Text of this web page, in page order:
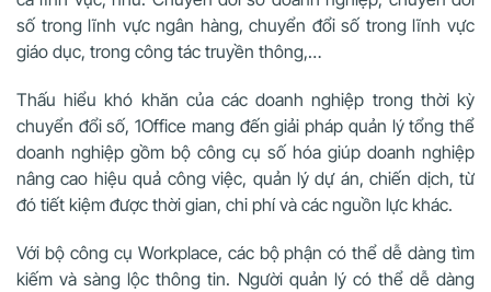
số trong lĩnh vực ngân hàng, chuyển đổi số trong lĩnh vực
giáo dục, trong công tác truyền thông,…
Thấu hiểu khó khăn của các doanh nghiệp trong thời kỳ
chuyển đổi số, 1Office mang đến giải pháp quản lý tổng thể
doanh nghiệp gồm bộ công cụ số hóa giúp doanh nghiệp
nâng cao hiệu quả công việc, quản lý dự án, chiến dịch, từ
đó tiết kiệm được thời gian, chi phí và các nguồn lực khác.
Với bộ công cụ Workplace, các bộ phận có thể dễ dàng tìm
kiếm và sàng lộc thông tin. Người quản lý có thể dễ dàng